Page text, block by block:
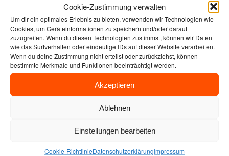
Cookie-Zustimmung verwalten
Um dir ein optimales Erlebnis zu bieten, verwenden wir Technologien wie
Cookies, um Geräteinformationen zu speichern und/oder darauf
zuzugreifen. Wenn du diesen Technologien zustimmst, können wir Daten
wie das Surfverhalten oder eindeutige IDs auf dieser Website verarbeiten.
Wenn du deine Zustimmung nicht erteilst oder zurückziehst, können
bestimmte Merkmale und Funktionen beeinträchtigt werden.
Akzeptieren
Ablehnen
Einstellungen bearbeiten
Cookie-RichtlinieDatenschutzerklärungImpressum